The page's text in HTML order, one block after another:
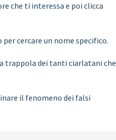
che ti interessa e poi clicca
cercare un nome specifico.
trappola dei tanti ciarlatani che
il fenomeno dei falsi